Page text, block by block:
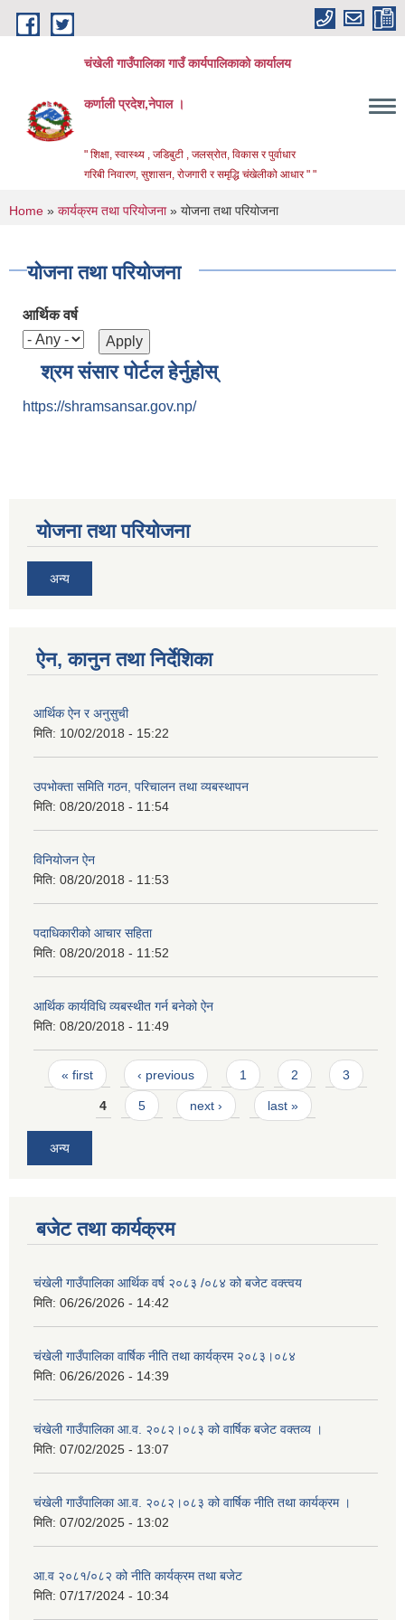
Skip to main content
चंखेली गाउँपालिका गाउँ कार्यपालिकाको कार्यालय
कर्णाली प्रदेश,नेपाल ।
" शिक्षा, स्वास्थ्य , जडिबुटी , जलस्रोत, विकास र पुर्वाधार
गरिबी निवारण, सुशासन, रोजगारी र समृद्धि चंखेलीको आधार " "
You are here
Home » कार्यक्रम तथा परियोजना» योजना तथा परियोजना
योजना तथा परियोजना
आर्थिक वर्ष
श्रम संसार पोर्टल हेर्नुहोस्
https://shramsansar.gov.np/
योजना तथा परियोजना
अन्य
ऐन, कानुन तथा निर्देशिका
आर्थिक ऐन र अनुसुची
मिति: 10/02/2018 - 15:22
उपभोक्ता समिति गठन, परिचालन तथा व्यबस्थापन
मिति: 08/20/2018 - 11:54
विनियोजन ऐन
मिति: 08/20/2018 - 11:53
पदाधिकारीको आचार सहिता
मिति: 08/20/2018 - 11:52
आर्थिक कार्यविधि व्यबस्थीत गर्न बनेको ऐन
मिति: 08/20/2018 - 11:49
Pages
« first ‹ previous 1 2 3
4 5 next › last »
अन्य
बजेट तथा कार्यक्रम
चंखेली गाउँपालिका आर्थिक वर्ष २०८३ /०८४ को बजेट वक्त्वय
मिति: 06/26/2026 - 14:42
चंखेली गाउँपालिका वार्षिक नीति तथा कार्यक्रम २०८३।०८४
मिति: 06/26/2026 - 14:39
चंखेली गाउँपालिका आ.व. २०८२।०८३ को वार्षिक बजेट वक्तव्य ।
मिति: 07/02/2025 - 13:07
चंखेली गाउँपालिका आ.व. २०८२।०८३ को वार्षिक नीति तथा कार्यक्रम ।
मिति: 07/02/2025 - 13:02
आ.व २०८१/०८२ को नीति कार्यक्रम तथा बजेट
मिति: 07/17/2024 - 10:34